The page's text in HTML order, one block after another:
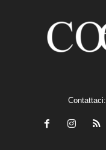
Contattaci: